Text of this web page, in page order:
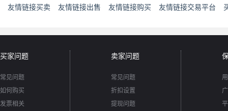
友情链接买卖 友情链接出售 友情链接购买 友情链接交易平台
买家问题
常见问题
如何购买
发票相关
卖家问题
常见问题
折扣设置
提现问题